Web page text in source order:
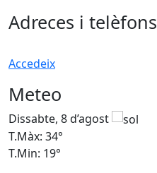
Adreces i telèfons
Accedeix
Meteo
Dissabte, 8 d’agost
T.Màx: 34°
T.Min: 19°